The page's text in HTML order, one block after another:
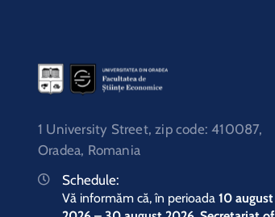
1 University Street, zip code: 410087,
Oradea, Romania
Schedule:
Vă informăm că, în perioada 10 august